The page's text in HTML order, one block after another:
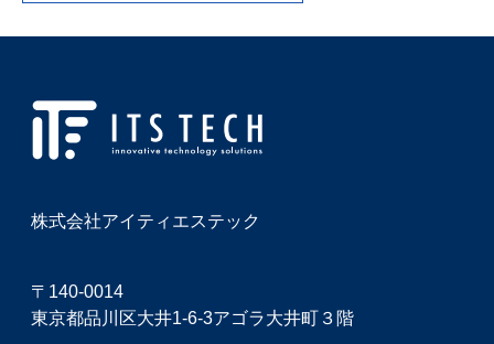
株式会社アイティエステック
〒140-0014
東京都品川区大井1-6-3アゴラ大井町３階